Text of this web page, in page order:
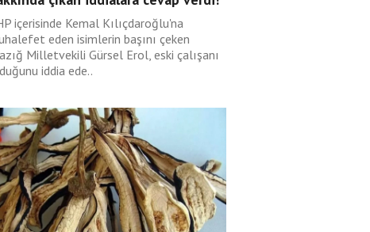
içerisinde Kemal Kılıçdaroğlu'na
eden isimlerin başını çeken
Milletvekili Gürsel Erol, eski çalışanı
iddia ede..